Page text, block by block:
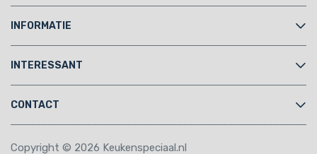
INFORMATIE
INTERESSANT
CONTACT
Copyright © 2026 Keukenspeciaal.nl